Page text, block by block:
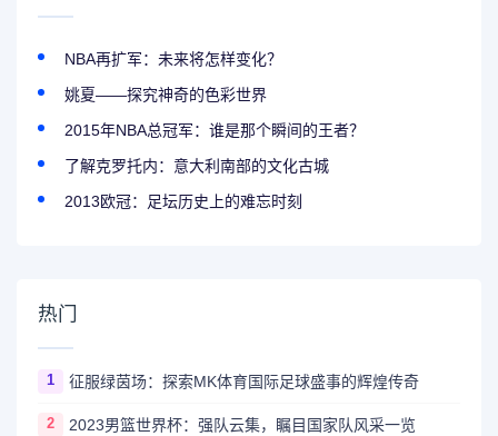
NBA再扩军：未来将怎样变化？
姚夏——探究神奇的色彩世界
2015年NBA总冠军：谁是那个瞬间的王者？
了解克罗托内：意大利南部的文化古城
2013欧冠：足坛历史上的难忘时刻
热门
1 征服绿茵场：探索MK体育国际足球盛事的辉煌传奇
2 2023男篮世界杯：强队云集，瞩目国家队风采一览